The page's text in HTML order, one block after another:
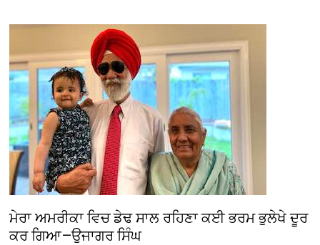
ਮੇਰਾ ਅਮਰੀਕਾ ਵਿਚ ਡੇਢ ਸਾਲ ਰਹਿਣਾ ਕਈ ਭਰਮ ਭੁਲੇਖੇ ਦੂਰ
ਕਰ ਗਿਆ—ਉਜਾਗਰ ਸਿੰਘ